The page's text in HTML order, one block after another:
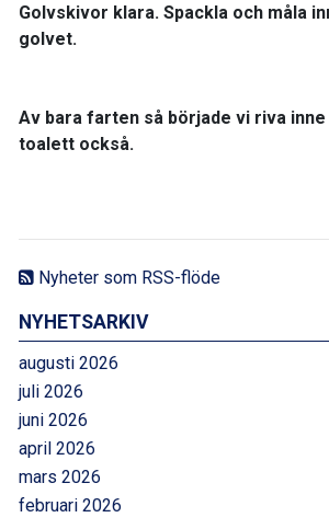
Nyheter som RSS-flöde
NYHETSARKIV
augusti 2026
juli 2026
juni 2026
april 2026
mars 2026
februari 2026
Golvskivor klara. Spackla och måla
golvet.
Av bara farten så började vi riva inne
toalett också.